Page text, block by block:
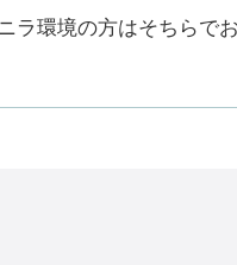
環境の方はそちらで